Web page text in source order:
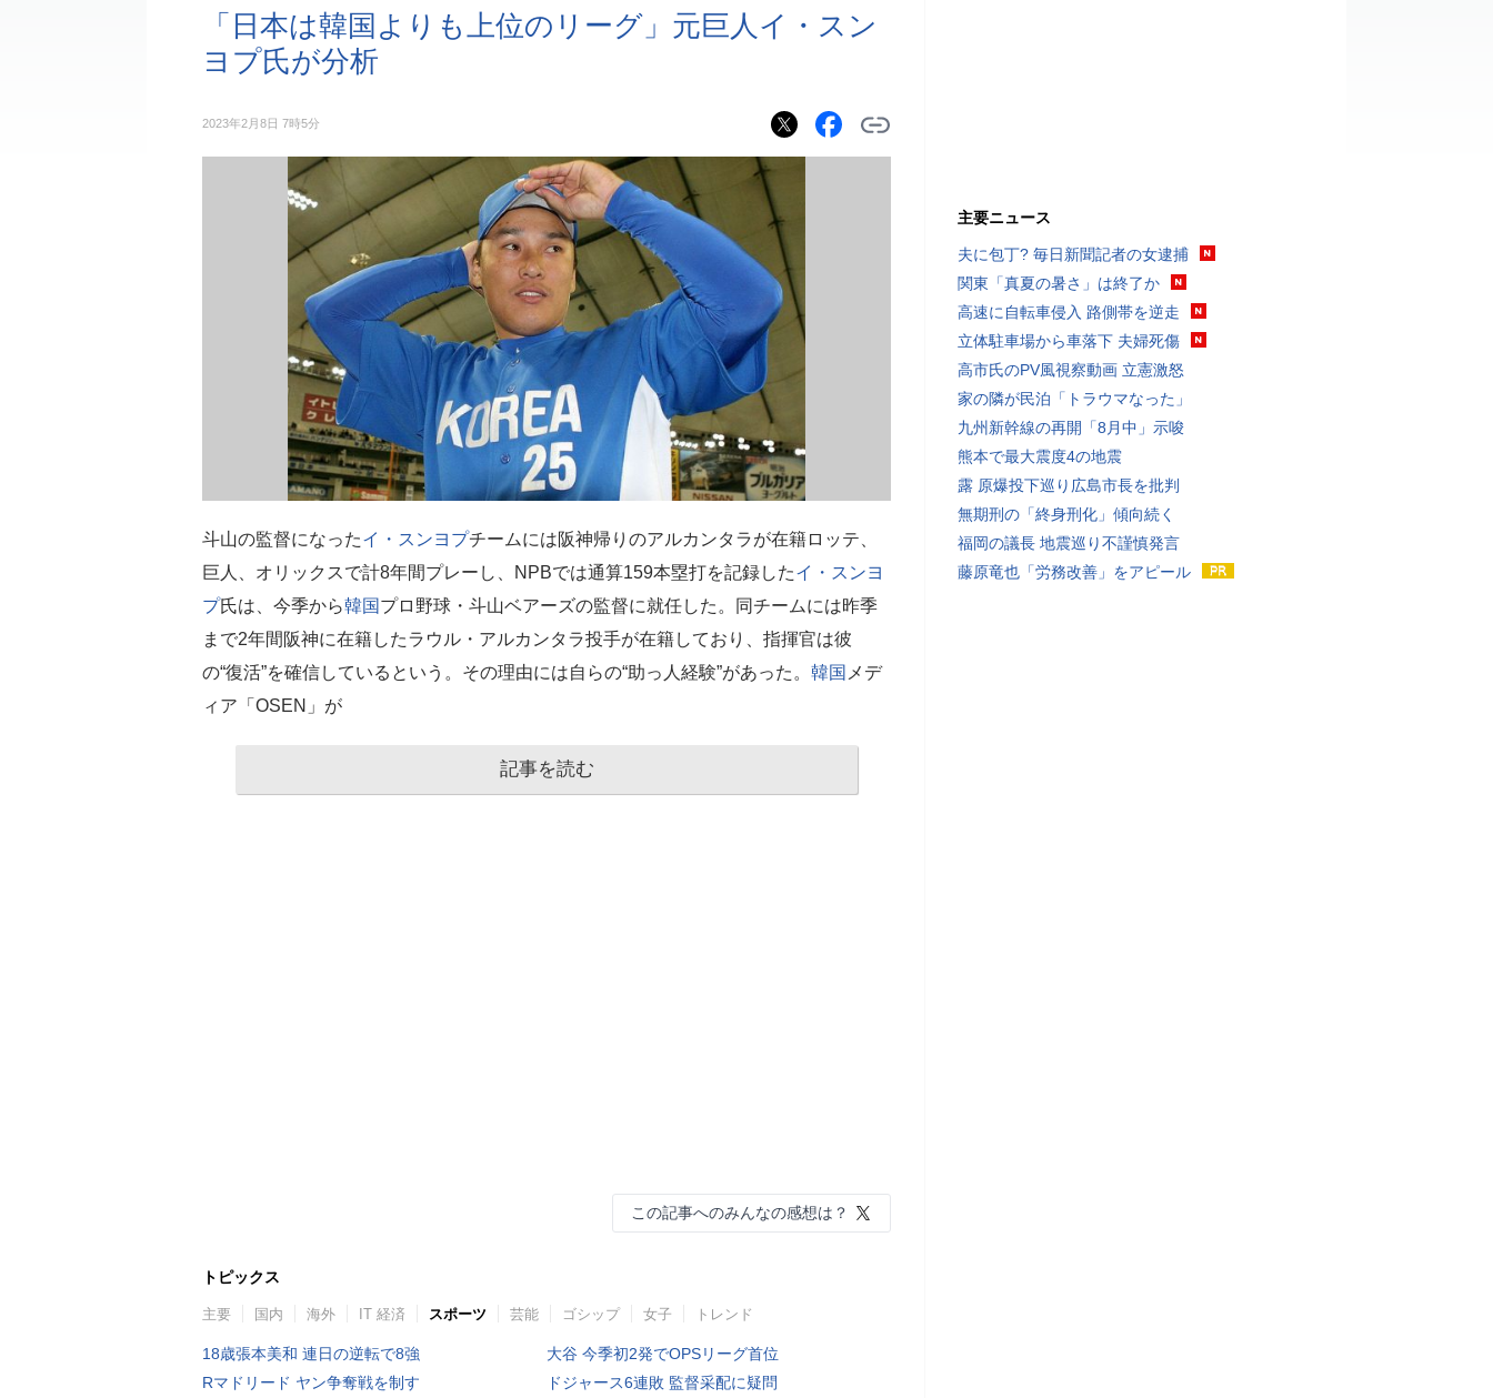
「日本は韓国よりも上位のリーグ」元巨人イ・スン
ヨプ氏が分析
2023年2月8日 7時5分
斗山の監督になったイ・スンヨプチームには阪神帰りのアルカンタラが在籍ロッテ、
巨人、オリックスで計8年間プレーし、NPBでは通算159本塁打を記録したイ・スンヨ
プ氏は、今季から韓国 プロ野球・斗山ベアーズの監督に就任した。同チームには昨季
まで2年間阪神に在籍したラウル・アルカンタラ投手が在籍しており、指揮官は彼
の“復活”を確信しているという。その理由には自らの“助っ人経験”があった。 韓国 メデ
ィア「OSEN」が
記事を読む
この記事へのみんなの感想は？
トピックス
主要 国内 海外 IT 経済 スポーツ 芸能 ゴシップ 女子 トレンド
18歳張本美和 連日の逆転で8強
Rマドリード ヤン争奪戦を制す
大谷 今季初2発でOPSリーグ首位
ドジャース6連敗 監督采配に疑問
主要ニュース
夫に包丁? 毎日新聞記者の女逮捕
関東「真夏の暑さ」は終了か
高速に自転車侵入 路側帯を逆走
立体駐車場から車落下 夫婦死傷
高市氏のPV風視察動画 立憲激怒
家の隣が民泊「トラウマなった」
九州新幹線の再開「8月中」示唆
熊本で最大震度4の地震
露 原爆投下巡り広島市長を批判
無期刑の「終身刑化」傾向続く
福岡の議長 地震巡り不謹慎発言
藤原竜也「労務改善」をアピール